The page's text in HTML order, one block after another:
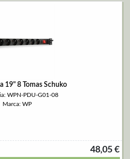
19" 8 Tomas Schuko
WPN-PDU-G01-08
Marca: WP
48,05 €